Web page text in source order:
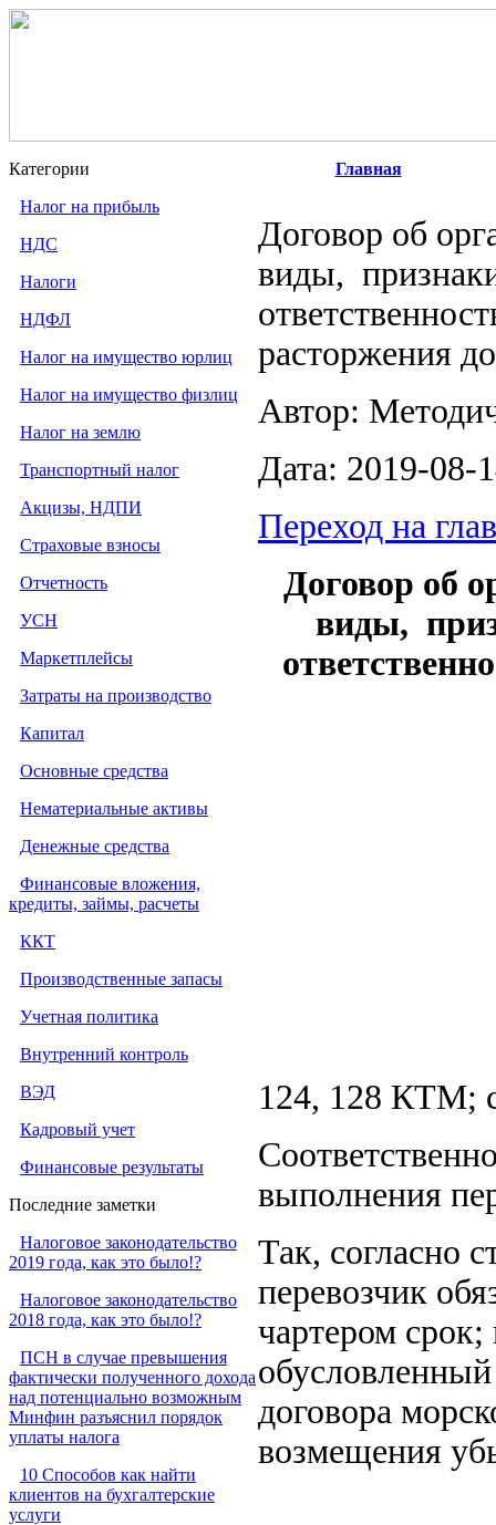
Категории
Налог на прибыль
НДС
Налоги
НДФЛ
Налог на имущество юрлиц
Налог на имущество физлиц
Налог на землю
Транспортный налог
Акцизы, НДПИ
Страховые взносы
Отчетность
УСН
Маркетплейсы
Затраты на производство
Капитал
Основные средства
Нематериальные активы
Денежные средства
Финансовые вложения,
кредиты, займы, расчеты
ККТ
Производственные запасы
Учетная политика
Внутренний контроль
ВЭД
Кадровый учет
Финансовые результаты
Последние заметки
Налоговое законодательство
2019 года, как это было!?
Налоговое законодательство
2018 года, как это было!?
ПСН в случае превышения
фактически полученного дохода
над потенциально возможным
Минфин разъяснил порядок
уплаты налога
10 Способов как найти
клиентов на бухгалтерские
услуги
Главная
Договор об
виды,
расторжения
Автор:
Дата: 2019-08-
Переход на
Договор об
виды,
124, 128 КТМ;
выполнения
Так, согласно
перевозчик
чартером срок;
обусловленный
договора
возмещения